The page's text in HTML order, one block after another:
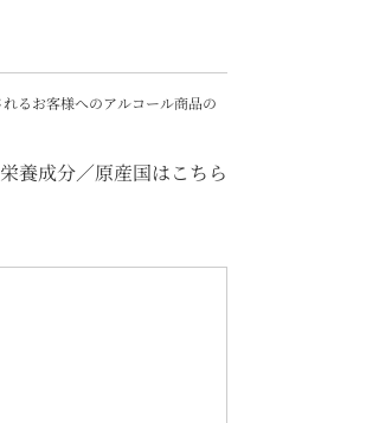
るお客様へのアルコール商品の
栄養成分／原産国はこちら